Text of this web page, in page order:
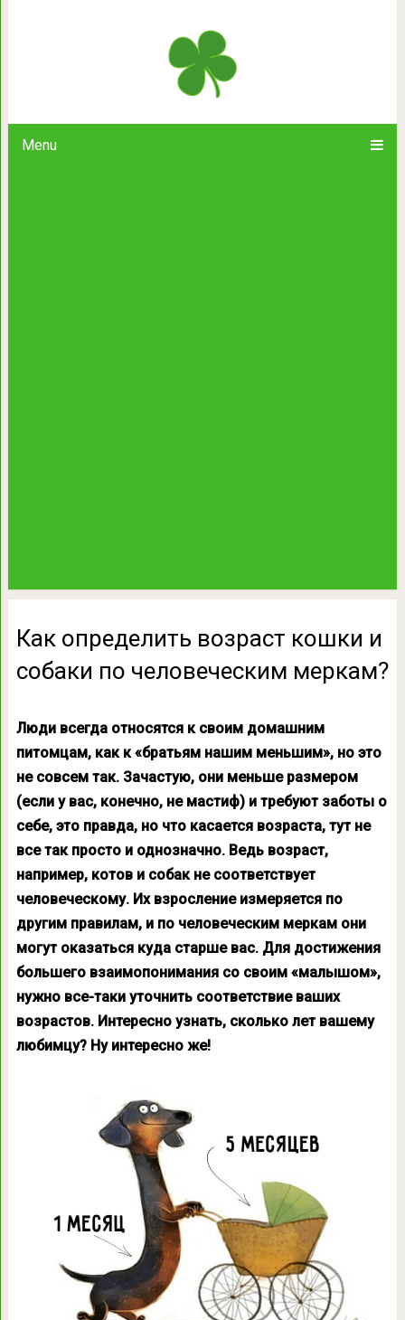
Menu
Как определить возраст кошки и
Как определить возраст кошки и
собаки по человеческим меркам?
Люди всегда относятся к своим домашним
питомцам, как к «братьям нашим меньшим», но это
не совсем так. Зачастую, они меньше размером
(если у вас, конечно, не мастиф) и требуют заботы о
себе, это правда, но что касается возраста, тут не
все так просто и однозначно. Ведь возраст,
например, котов и собак не соответствует
человеческому. Их взросление измеряется по
другим правилам, и по человеческим меркам они
могут оказаться куда старше вас. Для достижения
большего взаимопонимания со своим «малышом»,
нужно все-таки уточнить соответствие ваших
возрастов. Интересно узнать, сколько лет вашему
любимцу? Ну интересно же!